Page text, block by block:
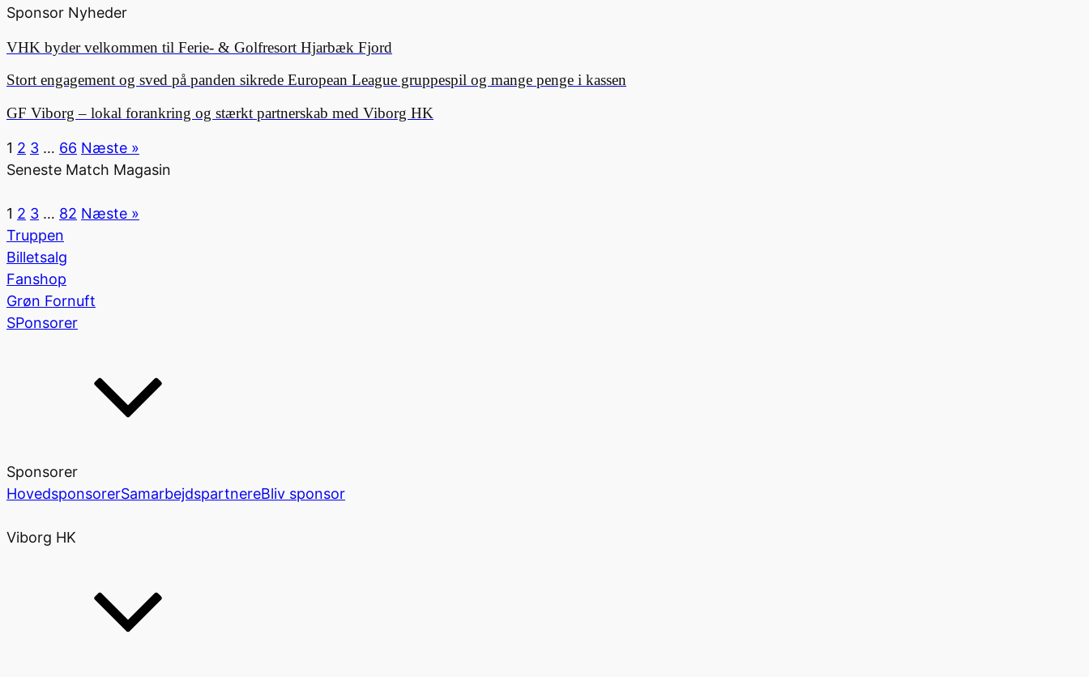
Sponsor Nyheder
VHK byder velkommen til Ferie- & Golfresort Hjarbæk Fjord
Stort engagement og sved på panden sikrede European League gruppespil og mange penge i kassen
GF Viborg – lokal forankring og stærkt partnerskab med Viborg HK
1 2 3 … 66 Næste »
Seneste Match Magasin
1 2 3 … 82 Næste »
Truppen
Billetsalg
Fanshop
Grøn Fornuft
SPonsorer
Sponsorer
HovedsponsorerSamarbejdspartnereBliv sponsor
Viborg HK